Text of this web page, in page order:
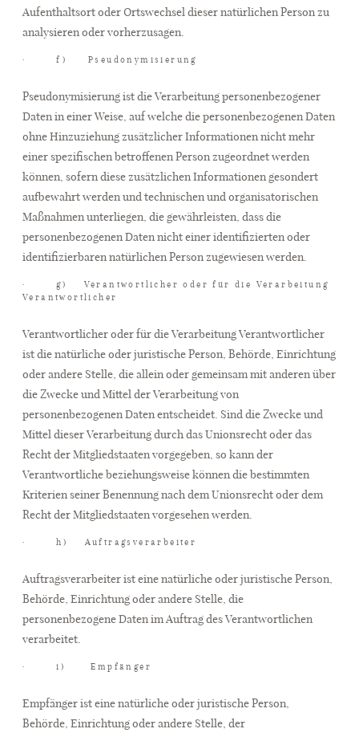
Aufenthaltsort oder Ortswechsel dieser natürlichen Person zu
analysieren oder vorherzusagen.
· f) Pseudonymisierung
Pseudonymisierung ist die Verarbeitung personenbezogener
Daten in einer Weise, auf welche die personenbezogenen Daten
ohne Hinzuziehung zusätzlicher Informationen nicht mehr
einer spezifischen betroffenen Person zugeordnet werden
können, sofern diese zusätzlichen Informationen gesondert
aufbewahrt werden und technischen und organisatorischen
Maßnahmen unterliegen, die gewährleisten, dass die
personenbezogenen Daten nicht einer identifizierten oder
identifizierbaren natürlichen Person zugewiesen werden.
· g) Verantwortlicher oder für die Verarbeitung
Verantwortlicher
Verantwortlicher oder für die Verarbeitung Verantwortlicher
ist die natürliche oder juristische Person, Behörde, Einrichtung
oder andere Stelle, die allein oder gemeinsam mit anderen über
die Zwecke und Mittel der Verarbeitung von
personenbezogenen Daten entscheidet. Sind die Zwecke und
Mittel dieser Verarbeitung durch das Unionsrecht oder das
Recht der Mitgliedstaaten vorgegeben, so kann der
Verantwortliche beziehungsweise können die bestimmten
Kriterien seiner Benennung nach dem Unionsrecht oder dem
Recht der Mitgliedstaaten vorgesehen werden.
· h) Auftragsverarbeiter
Auftragsverarbeiter ist eine natürliche oder juristische Person,
Behörde, Einrichtung oder andere Stelle, die
personenbezogene Daten im Auftrag des Verantwortlichen
verarbeitet.
· i) Empfänger
Empfänger ist eine natürliche oder juristische Person,
Behörde, Einrichtung oder andere Stelle, der